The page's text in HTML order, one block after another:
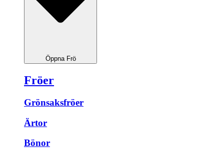
Öppna Frö
Fröer
Grönsaksfröer
Ärtor
Bönor